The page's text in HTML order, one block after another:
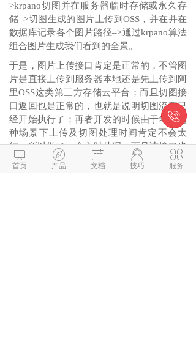
>krpano切图并在服务器临时存储或永久存
储–>切图生成的图片上传到OSS，并在并在
数据库记录各个图片路径–>通过krpano算法
组合图片生成我们看到的全景。
于是，图片上传接口肯定是正常的，不管图
片是直接上传到服务器本地还是先上传到阿
里OSS这类第三方存储云平台；而且切图接
口返回也是正常的，也就是说明切图流程已
经开始执行了；再者开发的时候由于考虑这
种场景下上传及切图处理时间肯定不会太
短，所以做了一个心跳处理，而且该接口也
是正常的。

首页

产品

文档

技巧

服务
